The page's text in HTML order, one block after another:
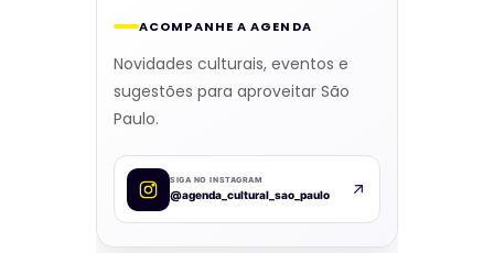
ACOMPANHE A AGENDA
Novidades culturais, eventos e
sugestões para aproveitar São
Paulo.
SIGA NO INSTAGRAM
@agenda_cultural_sao_paulo